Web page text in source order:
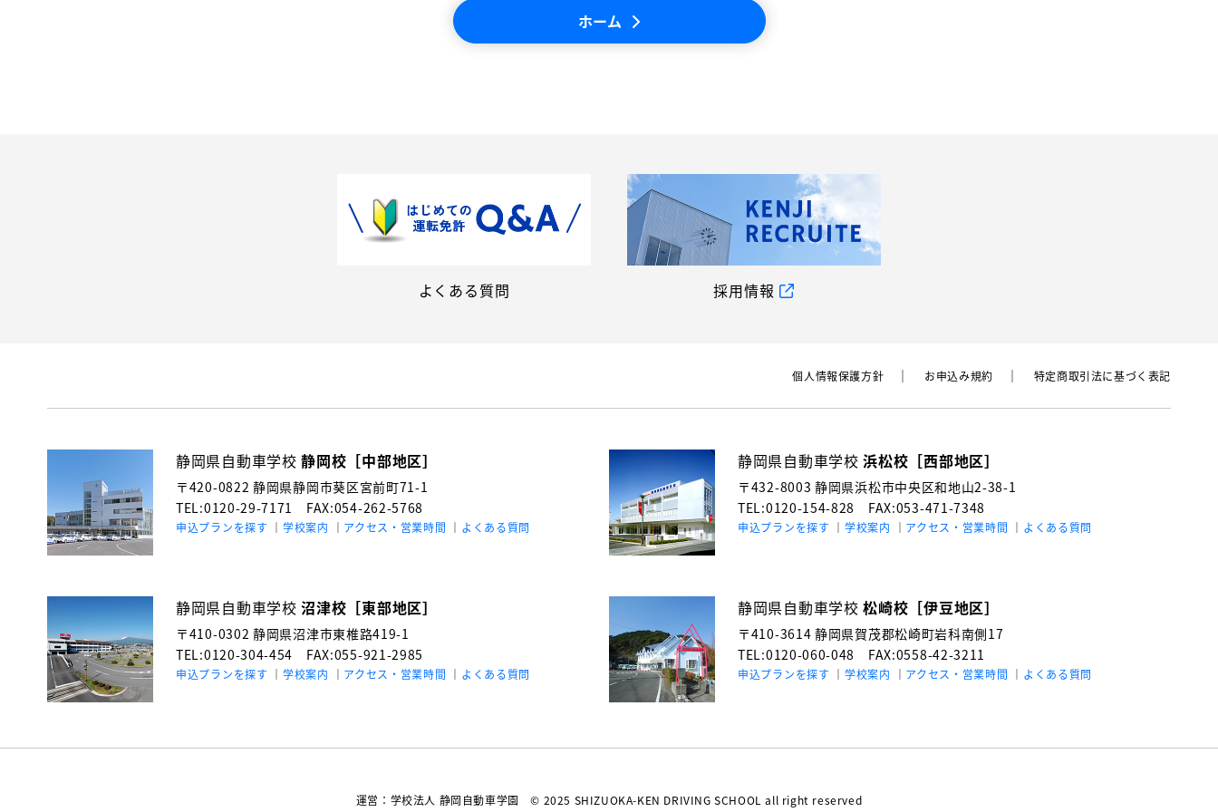
ホーム
よくある質問 採用情報
個⼈情報保護⽅針 お申込み規約 特定商取引法に基づく表記
静岡県自動車学校静岡校［中部地区］
〒420-0822 静岡県静岡市葵区宮前町71-1
TEL:0120-29-7171 FAX:054-262-5768
申込プランを探す 学校案内 アクセス・営業時間 よくある質問
静岡県自動車学校浜松校［西部地区］
〒432-8003 静岡県浜松市中央区和地山2-38-1
TEL:0120-154-828 FAX:053-471-7348
申込プランを探す 学校案内 アクセス・営業時間 よくある質問
静岡県自動車学校沼津校［東部地区］
〒410-0302 静岡県沼津市東椎路419-1
TEL:0120-304-454 FAX:055-921-2985
申込プランを探す 学校案内 アクセス・営業時間 よくある質問
静岡県自動車学校松崎校［伊豆地区］
〒410-3614 静岡県賀茂郡松崎町岩科南側17
TEL:0120-060-048 FAX:0558-42-3211
申込プランを探す 学校案内 アクセス・営業時間 よくある質問
運営：学校法人 静岡自動車学園© 2025 SHIZUOKA-KEN DRIVING SCHOOL all right reserved